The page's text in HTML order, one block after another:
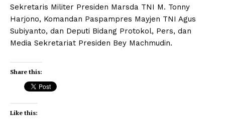
Sekretaris Militer Presiden Marsda TNI M. Tonny
Harjono, Komandan Paspampres Mayjen TNI Agus
Subiyanto, dan Deputi Bidang Protokol, Pers, dan
Media Sekretariat Presiden Bey Machmudin.
Share this:
Like this: